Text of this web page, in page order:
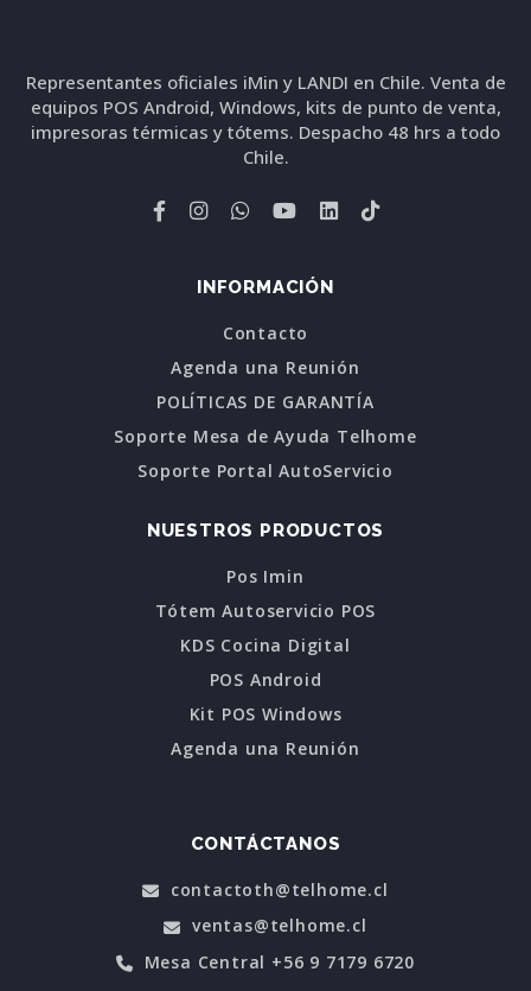
Representantes oficiales iMin y LANDI en Chile. Venta de
equipos POS Android, Windows, kits de punto de venta,
impresoras térmicas y tótems. Despacho 48 hrs a todo
Chile.
INFORMACIÓN
Contacto
Agenda una Reunión
POLÍTICAS DE GARANTÍA
Soporte Mesa de Ayuda Telhome
Soporte Portal AutoServicio
NUESTROS PRODUCTOS
Pos Imin
Tótem Autoservicio POS
KDS Cocina Digital
POS Android
Kit POS Windows
Agenda una Reunión
CONTÁCTANOS
contactoth@telhome.cl
ventas@telhome.cl
Mesa Central +56 9 7179 6720